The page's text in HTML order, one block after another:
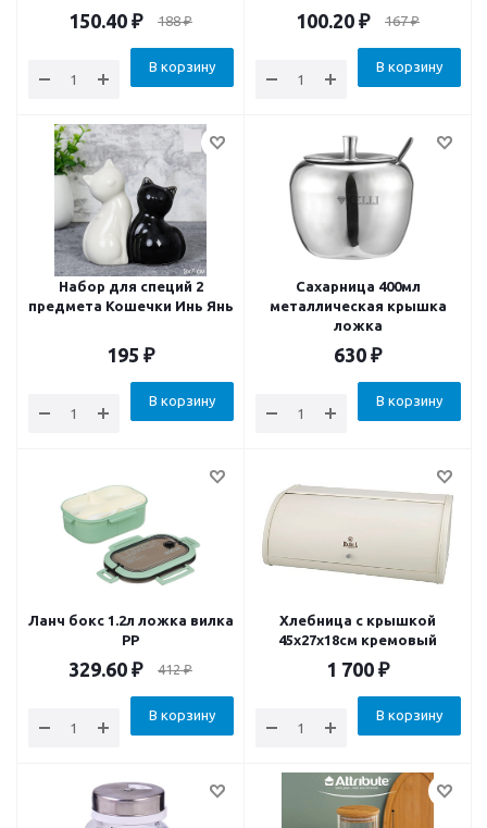
150.40 ₽ 188₽
В корзину
100.20 ₽ 167₽
В корзину
Набор для специй 2
предмета Кошечки Инь Янь
195 ₽
В корзину
Сахарница 400мл
металлическая крышка
ложка
630 ₽
В корзину
Ланч бокс 1.2л ложка вилка
РР
329.60 ₽ 412₽
В корзину
Хлебница с крышкой
45x27x18см кремовый
1 700 ₽
В корзину